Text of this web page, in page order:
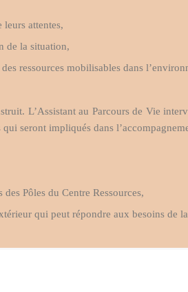
leurs attentes,
de la situation,
ressources mobilisables dans
L’Assistant au Parcours de Vie
seront impliqués dans
des Pôles du Centre Ressources,
qui peut répondre aux besoins de